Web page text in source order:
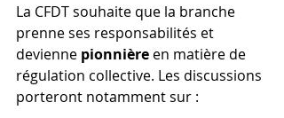
La CFDT souhaite que la branche
prenne ses responsabilités et
devienne pionnière en matière de
régulation collective. Les discussions
porteront notamment sur :